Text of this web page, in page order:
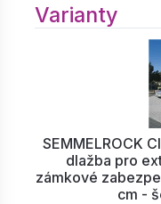
Varianty
SEMMELROCK
dlažba pro
zámkové
cm -